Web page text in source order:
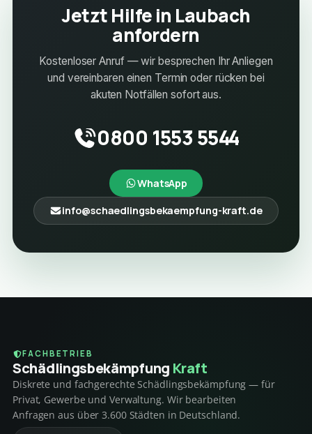
Jetzt Hilfe in Laubach
anfordern
Kostenloser Anruf — wir besprechen Ihr Anliegen
und vereinbaren einen Termin oder rücken bei
akuten Notfällen sofort aus.
0800 1553 5544
WhatsApp
info@schaedlingsbekaempfung-kraft.de
FACHBETRIEB
Schädlings­bekämpfung Kraft
Diskrete und fachgerechte Schädlingsbekämpfung — für
Privat, Gewerbe und Verwaltung. Wir bearbeiten
Anfragen aus über 3.600 Städten in Deutschland.